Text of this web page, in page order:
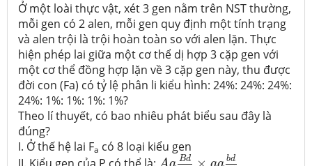
Ở một loài thực vật, xét 3 gen nằm trên NST thường,
mỗi gen có 2 alen, mỗi gen quy định một tính trạng
và alen trội là trội hoàn toàn so với alen lặn. Thực
hiện phép lai giữa một cơ thể dị hợp 3 cặp gen với
một cơ thể đồng hợp lặn về 3 cặp gen này, thu được
đời con (Fa) có tỷ lệ phân li kiểu hình: 24%: 24%: 24%:
24%: 1%: 1%: 1%: 1%?
Theo lí thuyết, có bao nhiêu phát biểu sau đây là
đúng?
I. Ở thế hệ lai Fa có 8 loại kiểu gen
Bd
bd
AaBd ab